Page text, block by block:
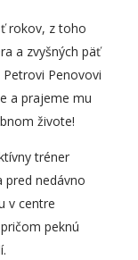
rokov, z toho
a zvyšných päť
Penovovi
a prajeme mu
živote!
tréner
pred nedávno
v centre
peknú